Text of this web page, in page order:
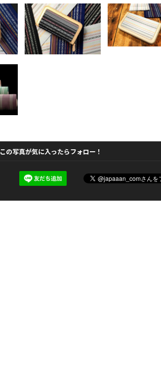
この写真が気に入ったらフォロー！